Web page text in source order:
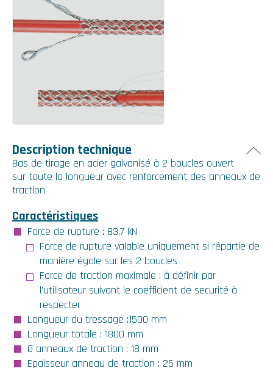
Description technique
Bas de tirage en acier galvanisé à 2 boucles ouvert
sur toute la longueur avec renforcement des anneaux de
traction
Caractéristiques
Force de rupture : 83,7 kN
Force de rupture valable uniquement si répartie de
manière égale sur les 2 boucles
Force de traction maximale : à définir par
l'utilisateur suivant le coefficient de securité à
respecter
Longueur du tressage :1500 mm
Longueur totale : 1800 mm
Ø anneaux de traction : 18 mm
Epaisseur anneau de traction : 25 mm